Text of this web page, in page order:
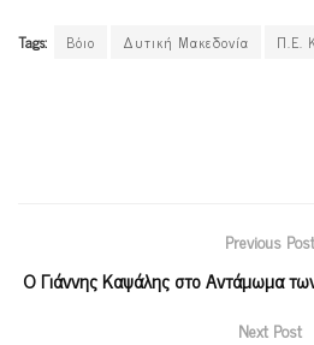
Tags: Βόιο Δυτική Μακεδονία Π.Ε.
Previous Post
Ο Γιάννης Καψάλης στο Αντάμωμα
Next Post